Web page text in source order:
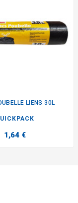
LIENS 30L
1,64 €